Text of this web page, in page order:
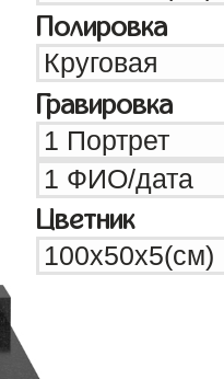
Полировка
Гравировка
Цветник